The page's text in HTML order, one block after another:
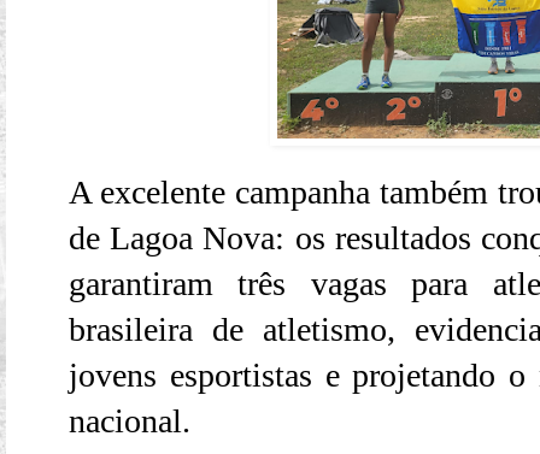
A excelente campanha também
de Lagoa Nova: os resultados
garantiram três vagas para
brasileira de atletismo,
jovens esportistas e projetando
nacional.